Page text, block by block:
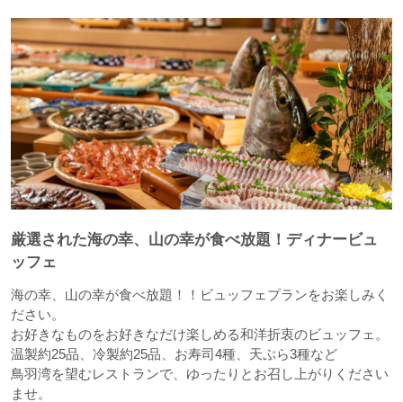
厳選された海の幸、山の幸が食べ放題！ディナービュ
ッフェ
海の幸、山の幸が食べ放題！！ビュッフェプランをお楽しみく
ださい。
お好きなものをお好きなだけ楽しめる和洋折衷のビュッフェ。
温製約25品、冷製約25品、お寿司4種、天ぷら3種など
鳥羽湾を望むレストランで、ゆったりとお召し上がりください
ませ。